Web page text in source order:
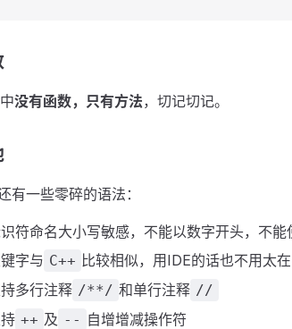
没有函数，只有方法，切记切记。
有一些零碎的语法：
符命名大小写敏感，不能以数字开头，不能
字与 C++ 比较相似，用IDE的话也不用太
多行注释 /**/ 和单行注释 //
++ 及 -- 自增增减操作符